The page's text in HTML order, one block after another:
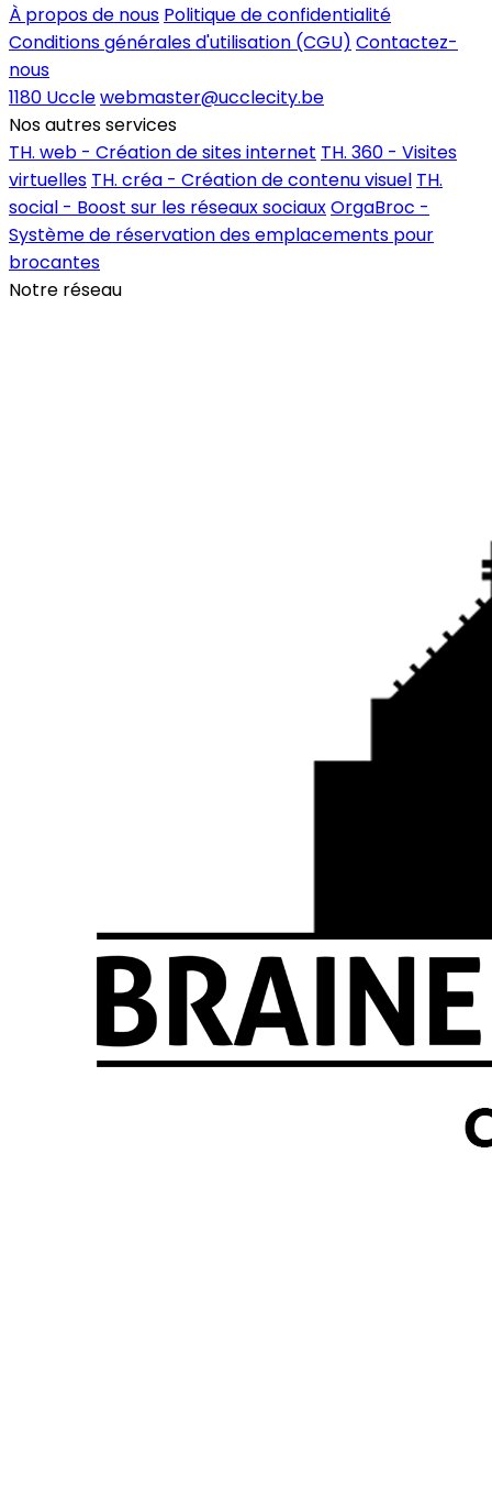
À propos de nous Politique de confidentialité
Conditions générales d'utilisation (CGU) Contactez-
nous
1180 Ucclewebmaster@ucclecity.be
Nos autres services
TH. web - Création de sites internet TH. 360 - Visites
virtuelles TH. créa - Création de contenu visuel TH.
social - Boost sur les réseaux sociauxOrgaBroc -
Système de réservation des emplacements pour
brocantes
Notre réseau